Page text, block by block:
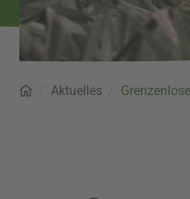
Startseite
Aktuelles